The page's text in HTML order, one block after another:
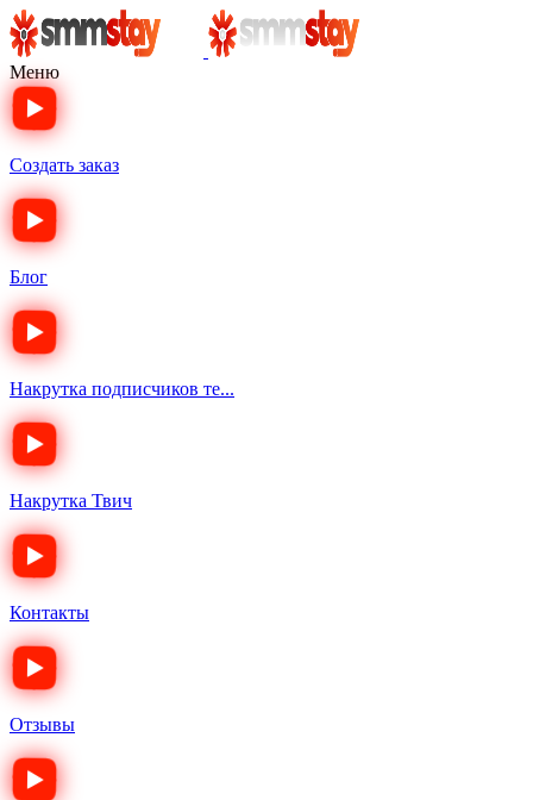
Меню
Создать заказ
Блог
Накрутка подписчиков те...
Накрутка Твич
Контакты
Отзывы